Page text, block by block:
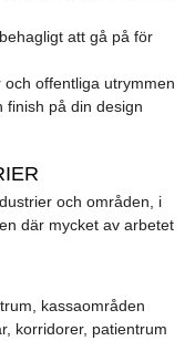
att gå på för
offentliga utrymmen
finish på din design
och områden, i
där mycket av arbetet
kassaområden
korridorer, patientrum